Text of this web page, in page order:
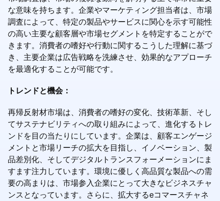
な意味を持ちます。企業やマーケティング担当者は、市場
調査によって、特定の製品やサービスに関心を示す可能性
の高い主要な顧客層や市場セグメントを特定することがで
きます。消費者の嗜好や行動に関するこうした理解に基づ
き、主要企業は広告戦略を洗練させ、効果的なアプローチ
を最適化することが可能です。
トレンドと機会：
再帰反射材市場は、消費者の嗜好の変化、技術革新、そし
てサステナビリティへの取り組みによって、進化するトレ
ンドを目の当たりにしています。企業は、顧客エンゲージ
メントと市場リーチの拡大を目指し、イノベーション、製
品差別化、そしてデジタルトランスフォーメーションにま
すます注力しています。環境に優しく高品質な製品への需
要の高まりは、市場参入企業にとって大きなビジネスチャ
ンスとなっています。さらに、拡大するeコマースチャネ